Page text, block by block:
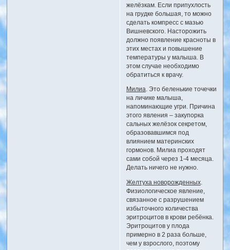
желёзкам. Если припухлость
на грудке большая, то можно
сделать компресс с мазью
Вишневского. Насторожить
должно появление красноты в
этих местах и повышение
температуры у малыша. В
этом случае необходимо
обратиться к врачу.
Милиа . Это беленькие точечки
на личике малыша,
напоминающие угри. Причина
этого явления – закупорка
сальных желёзок секретом,
образовавшимся под
влиянием материнских
гормонов. Милиа проходят
сами собой через 1-4 месяца.
Делать ничего не нужно.
Желтуха новорожденных.
Физиологическое явление,
связанное с разрушением
избыточного количества
эритроцитов в крови ребёнка.
Эритроцитов у плода
примерно в 2 раза больше,
чем у взрослого, поэтому